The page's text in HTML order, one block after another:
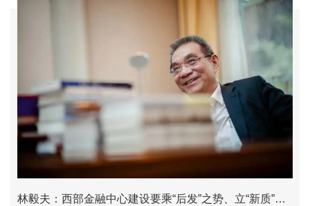
林毅夫：西部金融中心建设要乘“后发”之势、立“新质”之基